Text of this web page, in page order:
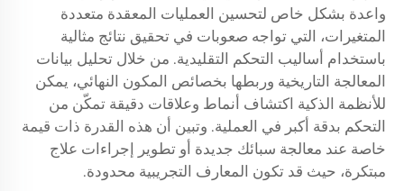
واعدة بشكل خاص لتحسين العمليات المعقدة متعددة
المتغيرات، التي تواجه صعوبات في تحقيق نتائج مثالية
باستخدام أساليب التحكم التقليدية. من خلال تحليل بيانات
المعالجة التاريخية وربطها بخصائص المكون النهائي، يمكن
للأنظمة الذكية اكتشاف أنماط وعلاقات دقيقة تمكّن من
التحكم بدقة أكبر في العملية. وتبين أن هذه القدرة ذات قيمة
خاصة عند معالجة سبائك جديدة أو تطوير إجراءات علاج
مبتكرة، حيث قد تكون المعارف التجريبية محدودة.